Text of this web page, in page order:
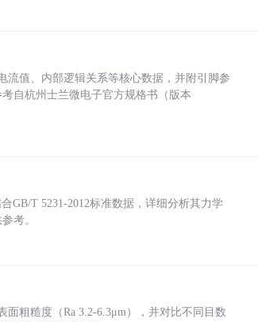
流值、内部逻辑关系等核心数据，并附引脚参
自杭州士兰微电子官方规格书（版本
GB/T 5231-2012标准数据，详细分析其力学
考。
粗糙度（Ra 3.2-6.3μm），并对比不同目数